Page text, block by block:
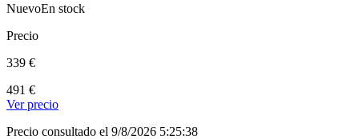
NuevoEn stock
Precio
339 €
491 €
Ver precio
Precio consultado el 9/8/2026 5:25:38